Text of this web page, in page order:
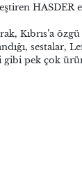
Kıbrıs’a özgü
sestalar,
gibi pek çok